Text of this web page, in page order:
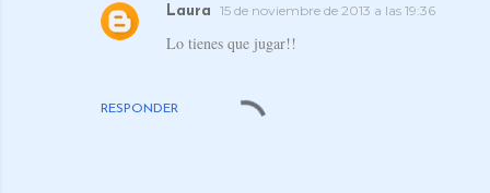
RESPONDER
Laura 15 de noviembre de 2013 a las 19:36
Lo tienes que jugar!!